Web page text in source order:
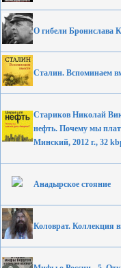
О гибели Бронислава
Сталин. Вспоминаем
Стариков Николай
нефть. Почему мы
Минский, 2012 г., 32
Анадырское стояние
Коловрат. Коллекция